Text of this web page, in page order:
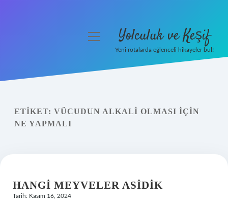
Yasal Uyarı
menüyü Yolculuk ve Keşif
Yeni rotalarda eğlenceli hikayeler bul!
ETIKET: VÜCUDUN ALKALI OLMASI IÇIN
NE YAPMALI
HANGI MEYVELER ASIDIK
Tarih: Kasım 16, 2024